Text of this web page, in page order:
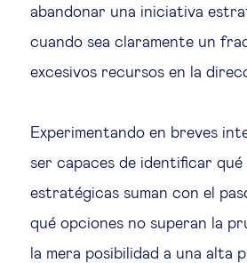
abandonar una iniciativa
cuando sea claramente un
excesivos recursos en la
Experimentando en breves
ser capaces de identificar qué
estratégicas suman con el
qué opciones no superan la
la mera posibilidad a una alta